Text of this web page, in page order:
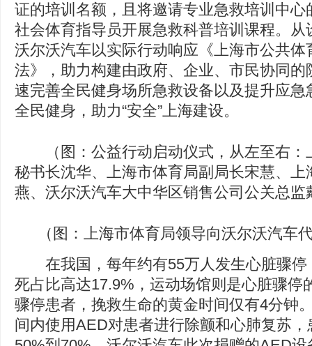
证的培训名额，且将邀请专业急救培训中心
社会体育指导员开展急救科普培训课程。
沃尔沃汽车以实际行动响应《上海市公共
法》，助力构建由政府、企业、市民协同
速完善全民健身场所急救设备以及提升应
全民健身，助力“安全”上海建设。
（图：公益行动启动仪式，从左至右：
秘书长沈华、上海市体育局副局长宋慧、
燕、沃尔沃汽车大中华区销售公司公关总监
（图：上海市体育局领导向沃尔沃汽车
在我国，每年约有55万人发生心脏骤停
死占比高达17.9%，运动场馆则是心脏骤停
骤停患者，挽救生命的黄金时间仅有4分钟
间内使用AED对患者进行除颤和心肺复苏